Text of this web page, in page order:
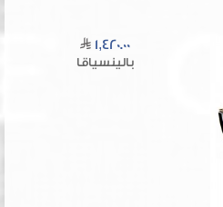
1,420.00
بالينسياقا